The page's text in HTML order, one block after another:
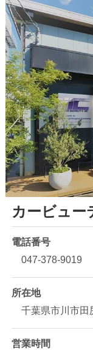
カービュー
電話番号
047-378-9019
所在地
千葉県市川市田
営業時間